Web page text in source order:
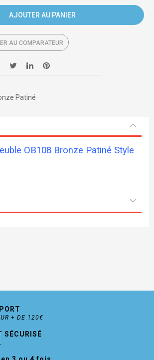
AJOUTER AU PANIER
AU COMPARATEUR
Patiné
OB108 Bronze Patiné Style
+ DE 120€
SÉCURISÉ